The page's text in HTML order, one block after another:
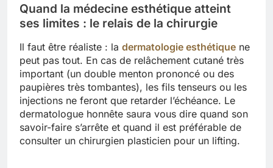
Quand la médecine esthétique atteint
ses limites : le relais de la chirurgie
Il faut être réaliste : la dermatologie esthétique ne
peut pas tout. En cas de relâchement cutané très
important (un double menton prononcé ou des
paupières très tombantes), les fils tenseurs ou les
injections ne feront que retarder l’échéance. Le
dermatologue honnête saura vous dire quand son
savoir-faire s’arrête et quand il est préférable de
consulter un chirurgien plasticien pour un lifting.